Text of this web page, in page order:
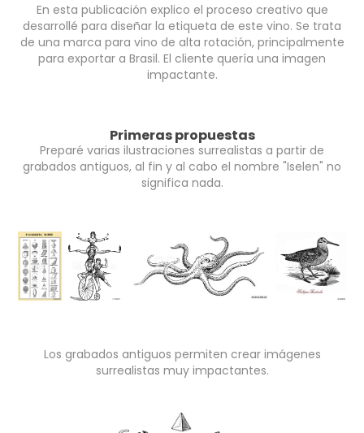
En esta publicación explico el proceso creativo que
desarrollé para diseñar la etiqueta de este vino. Se trata
de una marca para vino de alta rotación, principalmente
para exportar a Brasil. El cliente quería una imagen
impactante.
Primeras propuestas
Preparé varias ilustraciones surrealistas a partir de
grabados antiguos, al fin y al cabo el nombre "Iselen" no
significa nada.
Los grabados antiguos permiten crear imágenes
surrealistas muy impactantes.